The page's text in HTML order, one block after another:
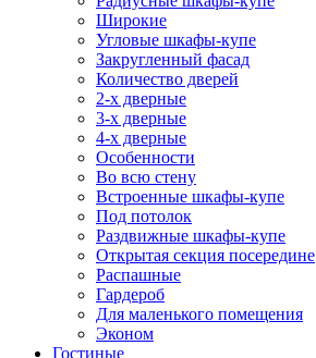
Широкие
Угловые шкафы-купе
Закругленный фасад
Количество дверей
2-х дверные
3-х дверные
4-х дверные
Особенности
Во всю стену
Встроенные шкафы-купе
Под потолок
Раздвижные шкафы-купе
Открытая секция посередине
Распашные
Гардероб
Для маленького помещения
Эконом
Гостиные